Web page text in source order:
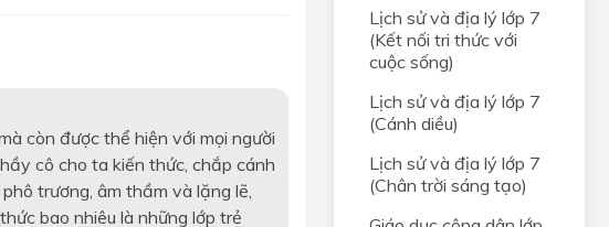
còn được thể hiện với mọi người
cô cho ta kiến thức, chắp cánh
trương, âm thầm và lặng lẽ,
bao nhiêu là những lớp trẻ
Lịch sử và địa lý lớp 7
(Kết nối tri thức với
cuộc sống)
Lịch sử và địa lý lớp 7
(Cánh diều)
Lịch sử và địa lý lớp 7
(Chân trời sáng tạo)